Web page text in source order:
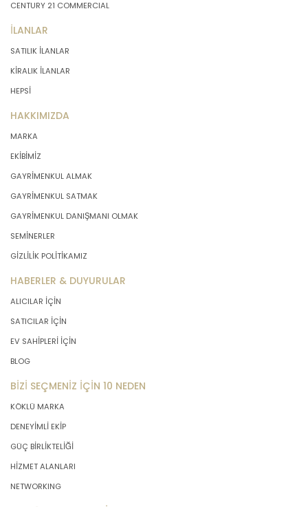
CENTURY 21 COMMERCIAL
İLANLAR
SATILIK İLANLAR
KİRALIK İLANLAR
HEPSİ
HAKKIMIZDA
MARKA
EKİBİMİZ
GAYRİMENKUL ALMAK
GAYRİMENKUL SATMAK
GAYRİMENKUL DANIŞMANI OLMAK
SEMİNERLER
GİZLİLİK POLİTİKAMIZ
HABERLER & DUYURULAR
ALICILAR İÇİN
SATICILAR İÇİN
EV SAHİPLERİ İÇİN
BLOG
BİZİ SEÇMENİZ İÇİN 10 NEDEN
KÖKLÜ MARKA
DENEYİMLİ EKİP
GÜÇ BİRLİKTELİĞİ
HİZMET ALANLARI
NETWORKING